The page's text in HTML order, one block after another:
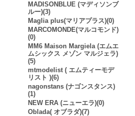
MADISONBLUE (マディソンブ
ルー)(3)
Maglia plus(マリアプラス)(0)
MARCOMONDE(マルコモンド)
(0)
MM6 Maison Margiela (エムエ
ムシックス メゾン マルジェラ)
(5)
mtmodelist ( エムティーモデ
リスト )(6)
nagonstans (ナゴンスタンス)
(1)
NEW ERA (ニューエラ)(0)
Oblada( オブラダ)(7)